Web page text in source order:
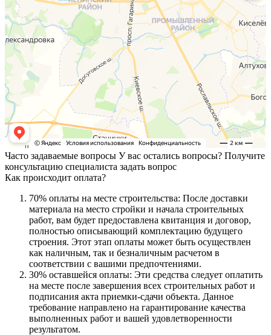
Часто задаваемые вопросы У вас остались вопросы? Получите
консультацию специалиста задать вопрос
Как происходит оплата?
70% оплаты на месте строительства: После доставки
материала на место стройки и начала строительных
работ, вам будет предоставлена квитанция и договор,
полностью описывающий комплектацию будущего
строения. Этот этап оплаты может быть осуществлен
как наличным, так и безналичным расчетом в
соответствии с вашими предпочтениями.
30% оставшейся оплаты: Эти средства следует оплатить
на месте после завершения всех строительных работ и
подписания акта приемки-сдачи объекта. Данное
требование направлено на гарантирование качества
выполненных работ и вашей удовлетворенности
результатом.